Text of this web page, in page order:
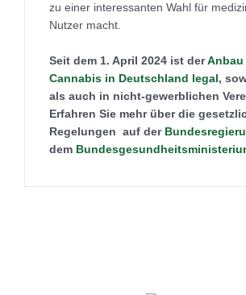
zu einer interessanten Wahl für
Nutzer macht.
Seit dem 1. April 2024 ist derAnbau
Cannabis in Deutschland legal,
als auch in nicht-gewerblichen
Erfahren Sie mehr über die
Regelungen auf der
dem